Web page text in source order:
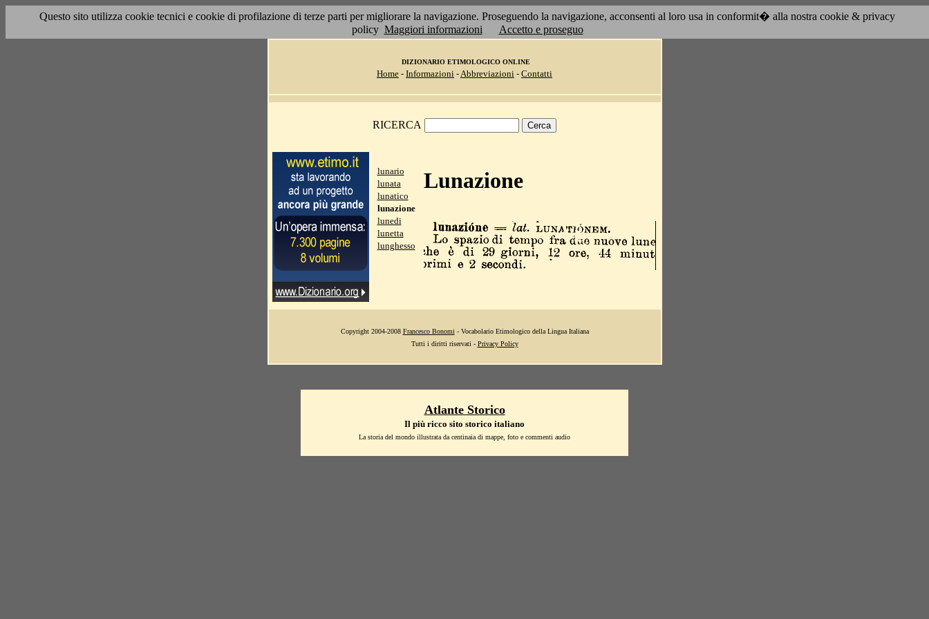
Questo sito utilizza cookie tecnici e cookie di profilazione di terze parti per migliorare la navigazione. Proseguendo la navigazione, acconsenti al loro usa in conformit� alla nostra cookie & privacy
policy Maggiori informazioni Accetto e proseguo
DIZIONARIO ETIMOLOGICO ONLINE
Home - Informazioni -Abbreviazioni - Contatti
RICERCA
lunario
lunata
lunatico
lunazione
lunedi
lunetta
lunghesso
Lunazione
Copyright 2004-2008 Francesco Bonomi - Vocabolario Etimologico della Lingua Italiana
Tutti i diritti riservati - Privacy Policy
Atlante Storico
Il più ricco sito storico italiano
La storia del mondo illustrata da centinaia di mappe, foto e commenti audio